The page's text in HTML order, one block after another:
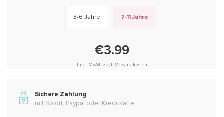
3-6 Jahre 7-11 Jahre
€3.99
Inkl. MwSt. zzgl. Versandkosten
Sichere Zahlung
mit Sofort, Paypal oder Kreditkarte